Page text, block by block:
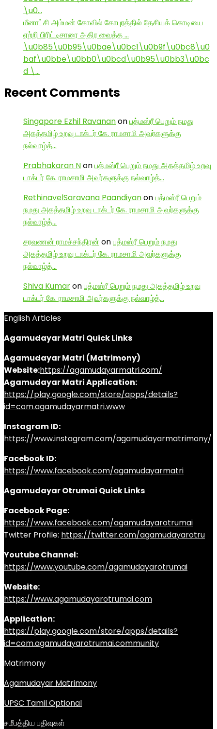
\u0…
மீனாட்சி அம்மன் கோவில் கோபுரத்தில் தேசியக் கொடியை
ஏற்றி பிரிட்டிசாரை அதிர வைத்த …
\u0b85\u0b95\u0bae\u0bc1\u0b9f\u0bc8\u0
baf\u0bbe\u0bb0\u0bcd\u0b95\u0bb3\u0bc
d \…
Recent Comments
Singapore Ezhil Ravananonபத்மஸ்ரீ பெறும் நமது
அகத்தமிழ் உறவு டாக்டர் கே. ராமசாமி அவர்களுக்கு
நல்வாழ்த்…
Prabhakaran Nonபத்மஸ்ரீ பெறும் நமது அகத்தமிழ் உறவு
டாக்டர் கே. ராமசாமி அவர்களுக்கு நல்வாழ்த்…
RethinavelSaravana Paandiyanonபத்மஸ்ரீ பெறும்
நமது அகத்தமிழ் உறவு டாக்டர் கே. ராமசாமி அவர்களுக்கு
நல்வாழ்த்…
சரவணன் ராமச்சந்திரன் onபத்மஸ்ரீ பெறும் நமது
அகத்தமிழ் உறவு டாக்டர் கே. ராமசாமி அவர்களுக்கு
நல்வாழ்த்…
Shiva Kumaronபத்மஸ்ரீ பெறும் நமது அகத்தமிழ் உறவு
டாக்டர் கே. ராமசாமி அவர்களுக்கு நல்வாழ்த்…
English Articles
Agamudayar Matri Quick Links
Agamudayar Matri (Matrimony)
Website:https://agamudayarmatri.com/
Agamudayar Matri Application:
https://play.google.com/store/apps/details?
id=com.agamudayarmatri.www
Instagram ID:
https://www.instagram.com/agamudayarmatrimony/
Facebook ID:
https://www.facebook.com/agamudayarmatri
Agamudayar Otrumai Quick Links
Facebook Page:
https://www.facebook.com/agamudayarotrumai
Twitter Profile: https://twitter.com/agamudayarotru
Youtube Channel:
https://www.youtube.com/agamudayarotrumai
Website:
https://www.agamudayarotrumai.com
Application:
https://play.google.com/store/apps/details?
id=com.agamudayarotrumai.community
Matrimony
Agamudayar Matrimony
UPSC Tamil Optional
சமீபத்திய பதிவுகள்